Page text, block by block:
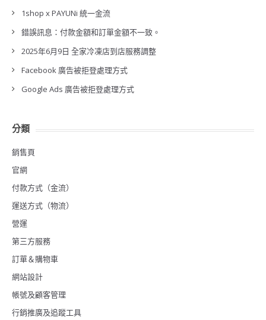
1shop x PAYUNi 統一金流
錯誤訊息：付款金額和訂單金額不一致。
2025年6月9日 全家冷凍店到店服務調整
Facebook 廣告被拒登處理方式
Google Ads 廣告被拒登處理方式
分類
銷售頁
官網
付款方式（金流）
運送方式（物流）
營運
第三方服務
訂單＆購物車
網站設計
帳號及顧客管理
行銷推廣及追蹤工具